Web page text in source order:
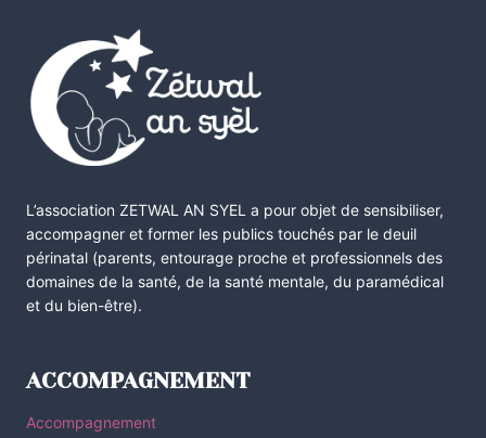
L’association ZETWAL AN SYEL a pour objet de sensibiliser,
accompagner et former les publics touchés par le deuil
périnatal (parents, entourage proche et professionnels des
domaines de la santé, de la santé mentale, du paramédical
et du bien-être).
ACCOMPAGNEMENT
Accompagnement